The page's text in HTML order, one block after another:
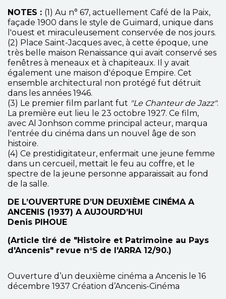
NOTES : (1) Au n° 67, actuellement Café de la Paix,
façade 1900 dans le style de Guimard, unique dans
l'ouest et miraculeusement conservée de nos jours.
(2) Place Saint-Jacques avec, à cette époque, une
très belle maison Renaissance qui avait conservé ses
fenêtres à meneaux et à chapiteaux. Il y avait
également une maison d'époque Empire. Cet
ensemble architectural non protégé fut détruit
dans les années 1946.
(3) Le premier film parlant fut "Le Chanteur de Jazz".
La première eut lieu le 23 octobre 1927. Ce film,
avec Al Jonhson comme principal acteur, marqua
l'entrée du cinéma dans un nouvel âge de son
histoire.
(4) Ce prestidigitateur, enfermait une jeune femme
dans un cercueil, mettait le feu au coffre, et le
spectre de la jeune personne apparaissait au fond
de la salle.
DE L’OUVERTURE D’UN DEUXIÈME CINÉMA A
ANCENIS (1937) A AUJOURD’HUI
Denis PIHOUE
(Article tiré de "Histoire et Patrimoine au Pays
d'Ancenis" revue n°5 de l'ARRA 12/90.)
Ouverture d’un deuxième cinéma a Ancenis le 16
décembre 1937 Création d’Ancenis-Cinéma